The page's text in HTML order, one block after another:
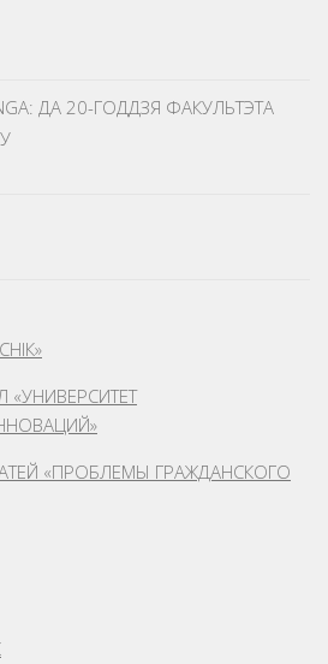
ДА 20-ГОДДЗЯ ФАКУЛЬТЭТА
«ПРОБЛЕМЫ ГРАЖДАНСКОГО